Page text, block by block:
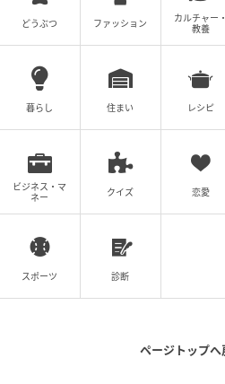
どうぶつ ファッション
カルチャー・
教養
暮らし 住まい レシピ
ビジネス・マ
ネー
クイズ 恋愛
スポーツ 診断
ページトップへ